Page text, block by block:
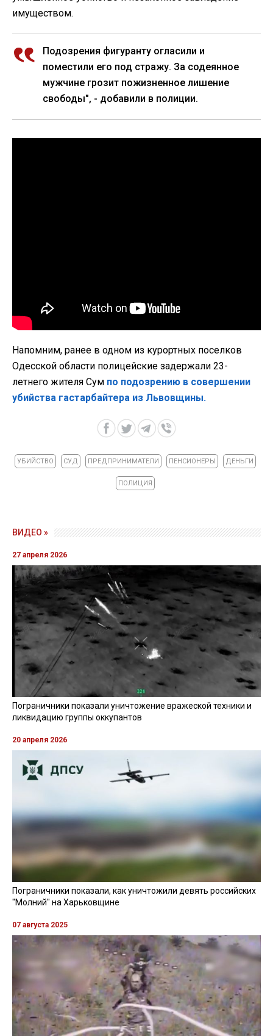
имуществом.
Подозрения фигуранту огласили и
поместили его под стражу. За содеянное
мужчине грозит пожизненное лишение
свободы", - добавили в полиции.
Напомним, ранее в одном из курортных поселков
Одесской области полицейские задержали 23-
летнего жителя Сум по подозрению в совершении
убийства гастарбайтера из Львовщины.
УБИЙСТВО СУД ПРЕДПРИНИМАТЕЛИ ПЕНСИОНЕРЫ ДЕНЬГИ
ПОЛИЦИЯ
ВИДЕО »
27 апреля 2026
Пограничники показали уничтожение вражеской техники и
ликвидацию группы оккупантов
20 апреля 2026
Пограничники показали, как уничтожили девять российских
"Молний" на Харьковщине
07 августа 2025